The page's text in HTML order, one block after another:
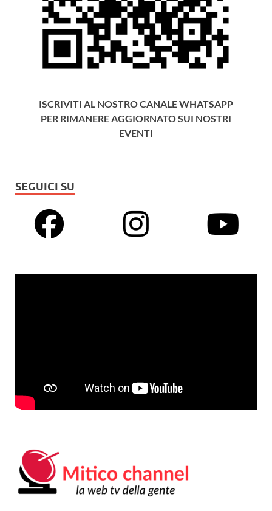
ISCRIVITI AL NOSTRO CANALE WHATSAPP
PER RIMANERE AGGIORNATO SUI NOSTRI
EVENTI
SEGUICI SU